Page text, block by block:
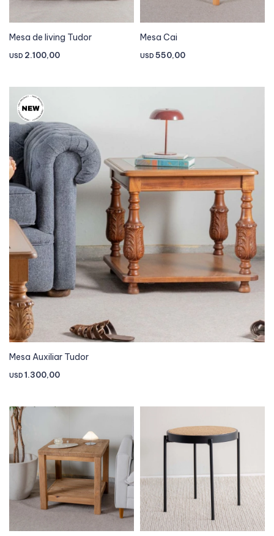
Mesa de living Tudor
USD 2.100,00
Mesa Cai
USD 550,00
Mesa Auxiliar Tudor
USD 1.300,00